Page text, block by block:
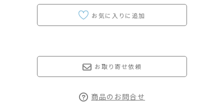
お取り寄せ依頼
商品のお問合せ